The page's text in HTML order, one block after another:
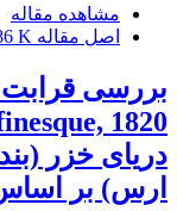
مشاهده مقاله
اصل مقاله K
بررسی
دریای خزر
ارس) بر